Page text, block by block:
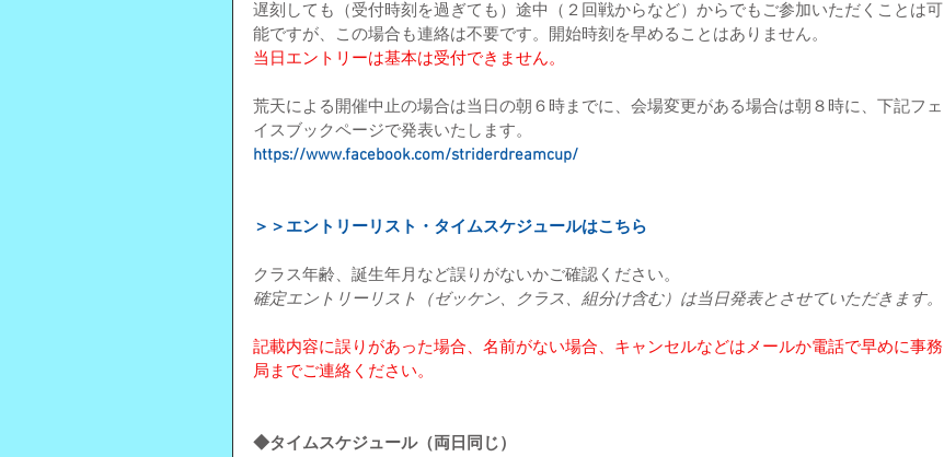
遅刻しても（受付時刻を過ぎても）途中（２回戦からなど）からでもご参加いただくことは可
能ですが、この場合も連絡は不要です。開始時刻を早めることはありません。
当日エントリーは基本は受付できません。
荒天による開催中止の場合は当日の朝６時までに、会場変更がある場合は朝８時に、下記フェ
イスブックページで発表いたします。
https://www.facebook.com/striderdreamcup/
＞＞エントリーリスト・タイムスケジュールはこちら
クラス年齢、誕生年月など誤りがないかご確認ください。
確定エントリーリスト（ゼッケン、クラス、組分け含む）は当日発表とさせていただきます。
記載内容に誤りがあった場合、名前がない場合、キャンセルなどはメールか電話で早めに事務
局までご連絡ください。
◆タイムスケジュール（両日同じ）